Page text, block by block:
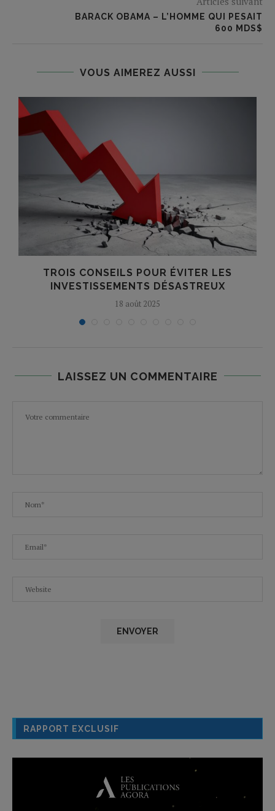
BARACK OBAMA – L’HOMME QUI PESAIT
600 MDS$
VOUS AIMEREZ AUSSI
TROIS CONSEILS POUR ÉVITER LES
INVESTISSEMENTS DÉSASTREUX
18 août 2025
LAISSEZ UN COMMENTAIRE
RAPPORT EXCLUSIF